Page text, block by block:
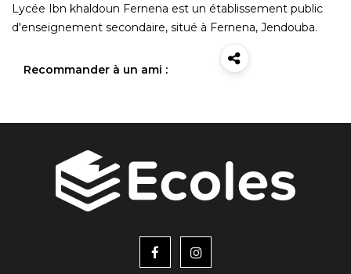
Lycée Ibn khaldoun Fernena est un établissement public
d'enseignement secondaire, situé à Fernena, Jendouba.
Recommander à un ami :